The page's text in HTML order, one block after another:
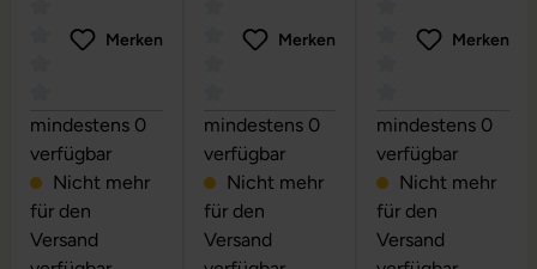
Durchschnittliche Bewertung von 0 von 5 Sternen
Merken
mindestens 0
verfügbar
Nicht mehr
für den
Versand
Durchschnittliche Bewertung von 0
Merken
mindestens 0
verfügbar
Nicht mehr
für den
Versand
Durchschnittliche
Merken
mindestens 0
verfügbar
Nicht mehr
für den
Versand